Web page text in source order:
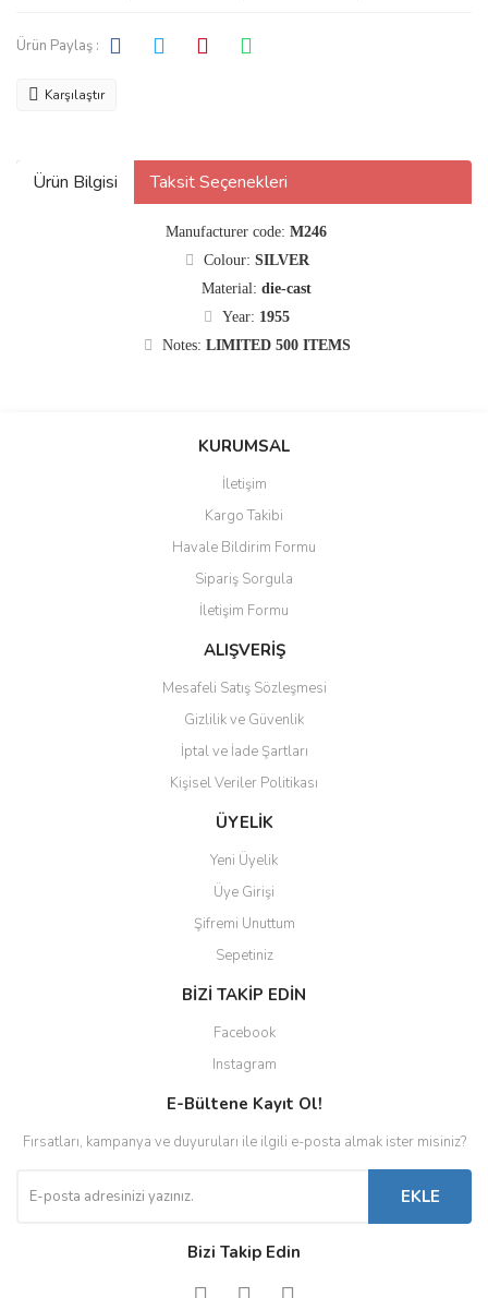
Ürün Paylaş :
Karşılaştır
Ürün Bilgisi Taksit Seçenekleri
Manufacturer code: M246
Colour: SILVER
Material: die-cast
Year: 1955
Notes: LIMITED 500 ITEMS
KURUMSAL
İletişim
Kargo Takibi
Havale Bildirim Formu
Sipariş Sorgula
İletişim Formu
ALIŞVERİŞ
Mesafeli Satış Sözleşmesi
Gizlilik ve Güvenlik
İptal ve İade Şartları
Kişisel Veriler Politikası
ÜYELİK
Yeni Üyelik
Üye Girişi
Şifremi Unuttum
Sepetiniz
BİZİ TAKİP EDİN
Facebook
Instagram
E-Bültene Kayıt Ol!
Fırsatları, kampanya ve duyuruları ile ilgili e-posta almak ister misiniz?
EKLE
Bizi Takip Edin